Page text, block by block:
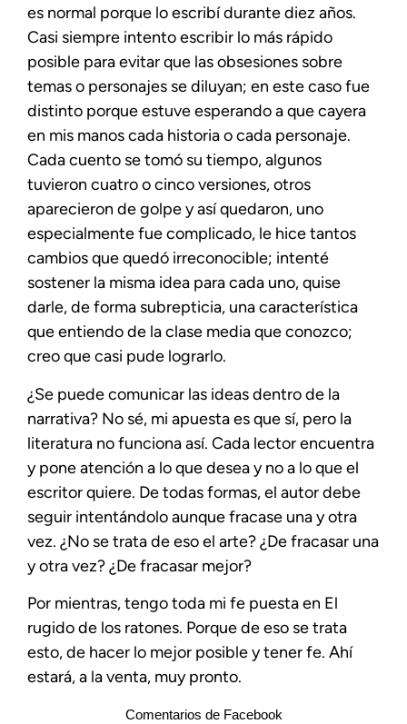
es normal porque lo escribí durante diez años.
Casi siempre intento escribir lo más rápido
posible para evitar que las obsesiones sobre
temas o personajes se diluyan; en este caso fue
distinto porque estuve esperando a que cayera
en mis manos cada historia o cada personaje.
Cada cuento se tomó su tiempo, algunos
tuvieron cuatro o cinco versiones, otros
aparecieron de golpe y así quedaron, uno
especialmente fue complicado, le hice tantos
cambios que quedó irreconocible; intenté
sostener la misma idea para cada uno, quise
darle, de forma subrepticia, una característica
que entiendo de la clase media que conozco;
creo que casi pude lograrlo.
¿Se puede comunicar las ideas dentro de la
narrativa? No sé, mi apuesta es que sí, pero la
literatura no funciona así. Cada lector encuentra
y pone atención a lo que desea y no a lo que el
escritor quiere. De todas formas, el autor debe
seguir intentándolo aunque fracase una y otra
vez. ¿No se trata de eso el arte? ¿De fracasar una
y otra vez? ¿De fracasar mejor?
Por mientras, tengo toda mi fe puesta en El
rugido de los ratones. Porque de eso se trata
esto, de hacer lo mejor posible y tener fe. Ahí
estará, a la venta, muy pronto.
Comentarios de Facebook